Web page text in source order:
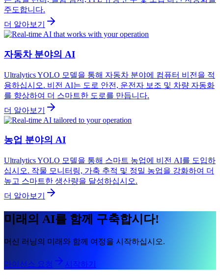
주도합니다.
더 알아보기
자동차 분야의 AI
Ultralytics YOLO 모델을 통해 자동차 분야에 컴퓨터 비전을 적
용하십시오. 비전 AI는 도로 안전, 운전자 보조 및 차량 자동화
를 향상하여 더 스마트한 도로를 만듭니다.
더 알아보기
농업 분야의 AI
Ultralytics YOLO 모델을 통해 스마트 농업에 비전 AI를 도입하
십시오. 작물 모니터링, 가축 추적 및 정밀 농업을 강화하여 더
높고 스마트한 생산량을 달성하십시오.
더 알아보기
미래의 AI를 함께 구축합시다!
머신 러닝의 미래와 함께 여정을 시작하십시오.
라이선스 요청 시작하기